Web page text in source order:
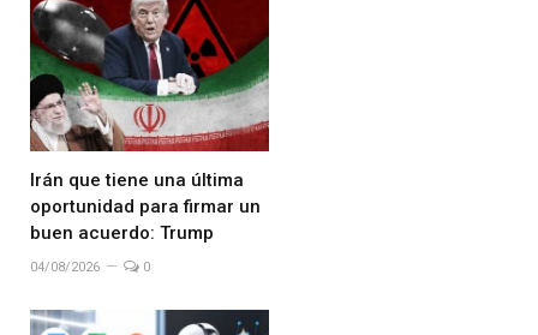
Irán que tiene una última
oportunidad para firmar un
buen acuerdo: Trump
04/08/2026 0